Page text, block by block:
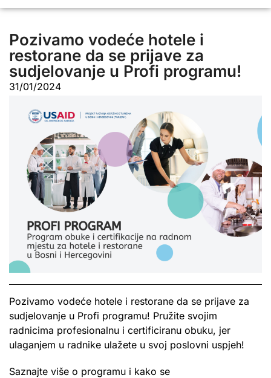
Pozivamo vodeće hotele i
restorane da se prijave za
sudjelovanje u Profi programu!
31/01/2024
Pozivamo vodeće hotele i restorane da se prijave za
sudjelovanje u Profi programu! Pružite svojim
radnicima profesionalnu i certificiranu obuku, jer
ulaganjem u radnike ulažete u svoj poslovni uspjeh!
Saznajte više o programu i kako se